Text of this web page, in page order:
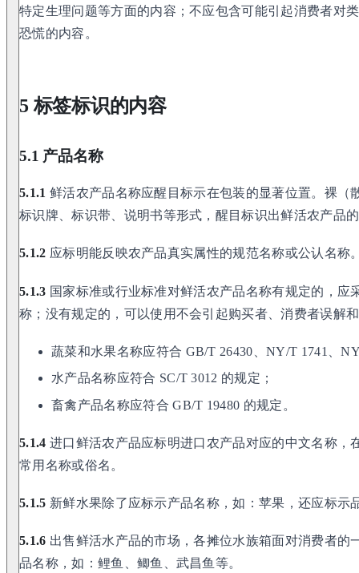
特定生理问题等方面的内容；不应包含可能引起消费者对
恐慌的内容。
5 标签标识的内容
5.1 产品名称
5.1.1 鲜活农产品名称应醒目标示在包装的显著位置。裸（
标识牌、标识带、说明书等形式，醒目标识出鲜活农产品
5.1.2 应标明能反映农产品真实属性的规范名称或公认名称
5.1.3 国家标准或行业标准对鲜活农产品名称有规定的，应
称；没有规定的，可以使用不会引起购买者、消费者误解
蔬菜和水果名称应符合 GB/T 26430、NY/T 1741、
水产品名称应符合 SC/T 3012 的规定；
畜禽产品名称应符合 GB/T 19480 的规定。
5.1.4 进口鲜活农产品应标明进口农产品对应的中文名称，
常用名称或俗名。
5.1.5 新鲜水果除了应标示产品名称，如：苹果，还应标示
5.1.6 出售鲜活水产品的市场，各摊位水族箱面对消费者的
品名称，如：鲤鱼、鲫鱼、武昌鱼等。